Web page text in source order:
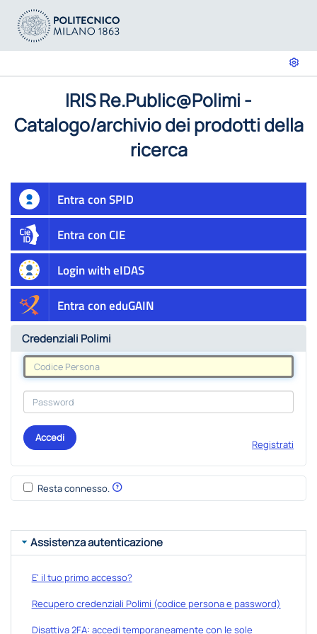
IRIS Re.Public@Polimi -
Catalogo/archivio dei prodotti della
ricerca
Entra con SPID
Entra con CIE
Login with eIDAS
Entra con eduGAIN
Credenziali Polimi
Accedi
Registrati
Resta connesso.
Assistenza autenticazione
E' il tuo primo accesso?
Recupero credenziali Polimi (codice persona e password)
Disattiva 2FA: accedi temporaneamente con le sole